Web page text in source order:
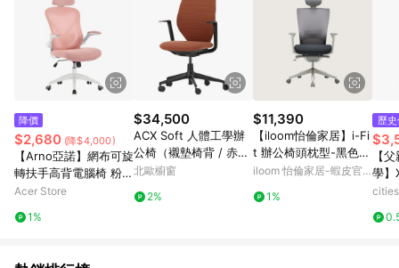
運費，攤位費等不具贈點資格。 9. LINE 購物站上之商品規格、
顏色、價位、贈品如與 Pinkoi 商品資訊頁及購物車不符，以
Pinkoi 購物商品資訊頁及購物車標示為準。 10. 點數紅包使用規
則請以點數紅包活動說明為準。 11. 若於 LINE 購物前往 Pinkoi
頁面後才首次下載 Pinkoi APP 並完成訂單，不符合導購資格；承
上，首次下載 Pinkoi APP 後，需透過 LINE 購物前往 Pinkoi 頁
降價
$2,680 (降$4,000)
【Arno亞諾】網布可旋
轉扶手高背電腦椅 粉紅
色
Acer Store
1%
$34,500
ACX Soft 人體工學辦
公椅（襯墊椅背 / 赤陶
褐布料 / 深黑色框架 /
北歐櫥窗
2%
$11,390
【iloom怡倫家居】i-Fi
t 辦公椅頭枕型-黑色
電腦椅 人體工學椅 升
iloom 怡倫家居-蝦皮官
1%
歷
【
學】
椅